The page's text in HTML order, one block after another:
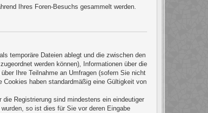
Ihres Foren-Besuchs gesammelt werden.
temporäre Dateien ablegt und die zwischen den
werden können), Informationen über die
Ihre Teilnahme an Umfragen (sofern Sie nicht
haben standardmäßig eine Gültigkeit von
Registrierung sind mindestens ein eindeutiger
so ist dies für Sie vor deren Eingabe